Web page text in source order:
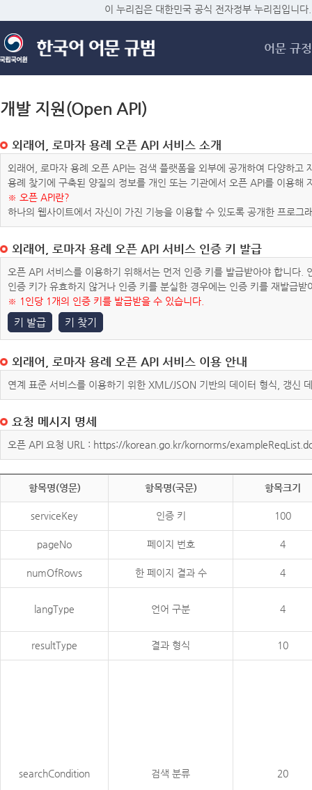
메
이 누리집은 대한민국 공식 전자정부 누리집입니다.
어문 규정
개발 지원(Open API)
외래어, 로마자 용례 오픈 API 서비스 소개
외래어, 로마자 용례 오픈 API는 검색 플랫폼을 외부에 공개하여 다양하
용례 찾기에 구축된 양질의 정보를 개인 또는 기관에서 오픈 API를 이용해
※ 오픈 API란?
하나의 웹사이트에서 자신이 가진 기능을 이용할 수 있도록 공개한 프로그
외래어, 로마자 용례 오픈 API 서비스 인증 키 발급
오픈 API 서비스를 이용하기 위해서는 먼저 인증 키를 발급받아야 합니다
인증 키가 유효하지 않거나 인증 키를 분실한 경우에는 인증 키를 재발급받
※ 1인당 1개의 인증 키를 발급받을 수 있습니다.
키 발급 키 찾기
외래어, 로마자 용례 오픈 API 서비스 이용 안내
연계 표준 서비스를 이용하기 위한 XML/JSON 기반의 데이터 형식, 갱신
요청 메시지 명세
오픈 API 요청 URL : https://korean.go.kr/kornorms/
항목명(영문) 항목명(국문) 항목크기
serviceKey 인증 키 100
pageNo 페이지 번호 4
numOfRows 한 페이지 결과 수 4
langType 언어 구분 4
resultType 결과 형식 10
searchCondition 검색 분류 20